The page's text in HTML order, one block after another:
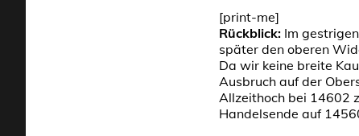
[print-me]
Rückblick: Im
später den oberen
Da wir keine breite
Ausbruch auf der
Allzeithoch bei 14602
Handelsende auf